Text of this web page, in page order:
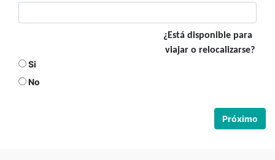
¿Está disponible para
viajar o relocalizarse?
Si
No
Próximo